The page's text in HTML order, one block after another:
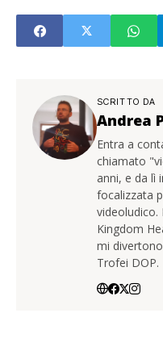
SCRITTO DA
Andrea
Entra a
chiamato
anni, e da lì
focalizzata
videoludico.
Kingdom
mi
Trofei DOP.